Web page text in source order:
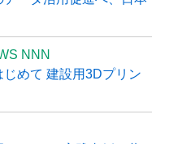
NNN
めて 建設用3Dプリン